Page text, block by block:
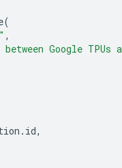
(
,
Google
. id,